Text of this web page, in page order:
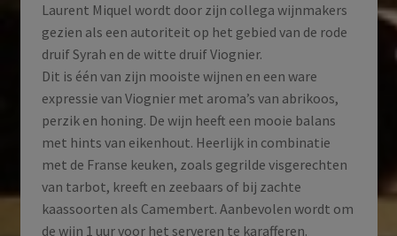
Laurent Miquel wordt door zijn collega wijnmakers
gezien als een autoriteit op het gebied van de rode
druif Syrah en de witte druif Viognier.
Dit is één van zijn mooiste wijnen en een ware
expressie van Viognier met aroma’s van abrikoos,
perzik en honing. De wijn heeft een mooie balans
met hints van eikenhout. Heerlijk in combinatie
met de Franse keuken, zoals gegrilde visgerechten
van tarbot, kreeft en zeebaars of bij zachte
kaassoorten als Camembert. Aanbevolen wordt om
de wijn 1 uur voor het serveren te karafferen.